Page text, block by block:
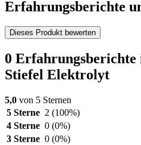
Erfahrungsberichte
Dieses Produkt bewerten
0 Erfahrungsberichte
Stiefel Elektrolyt
5,0 von 5 Sternen
5 Sterne 2 (100%)
4 Sterne 0 (0%)
3 Sterne 0 (0%)